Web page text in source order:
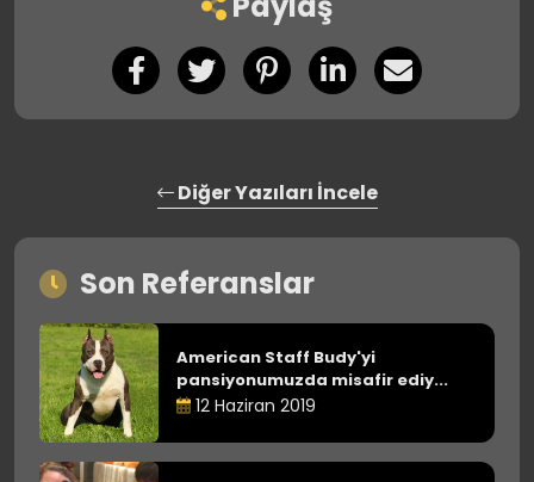
Diğer Yazıları İncele
Son Referanslar
American Staff Budy'yi
pansiyonumuzda misafir ediy...
12 Haziran 2019